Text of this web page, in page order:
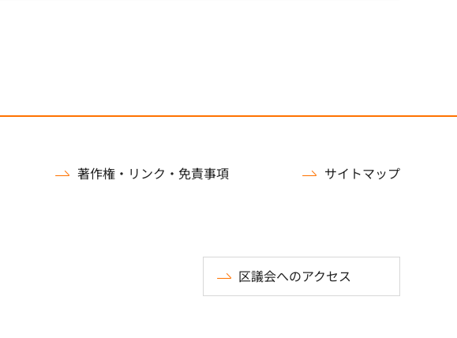
著作権・リンク・免責事項 サイトマップ
区議会へのアクセス